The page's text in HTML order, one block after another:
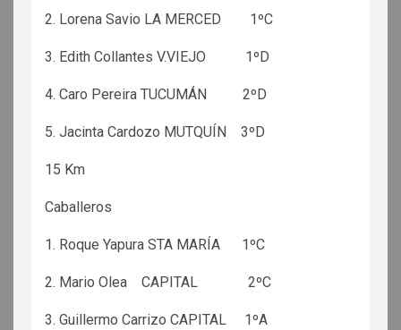
2. Lorena Savio LA MERCED 1ºC
3. Edith Collantes V.VIEJO 1ºD
4. Caro Pereira TUCUMÁN 2ºD
5. Jacinta Cardozo MUTQUÍN 3ºD
15 Km
Caballeros
1. Roque Yapura STA MARÍA 1ºC
2. Mario Olea CAPITAL 2ºC
3. Guillermo Carrizo CAPITAL 1ºA